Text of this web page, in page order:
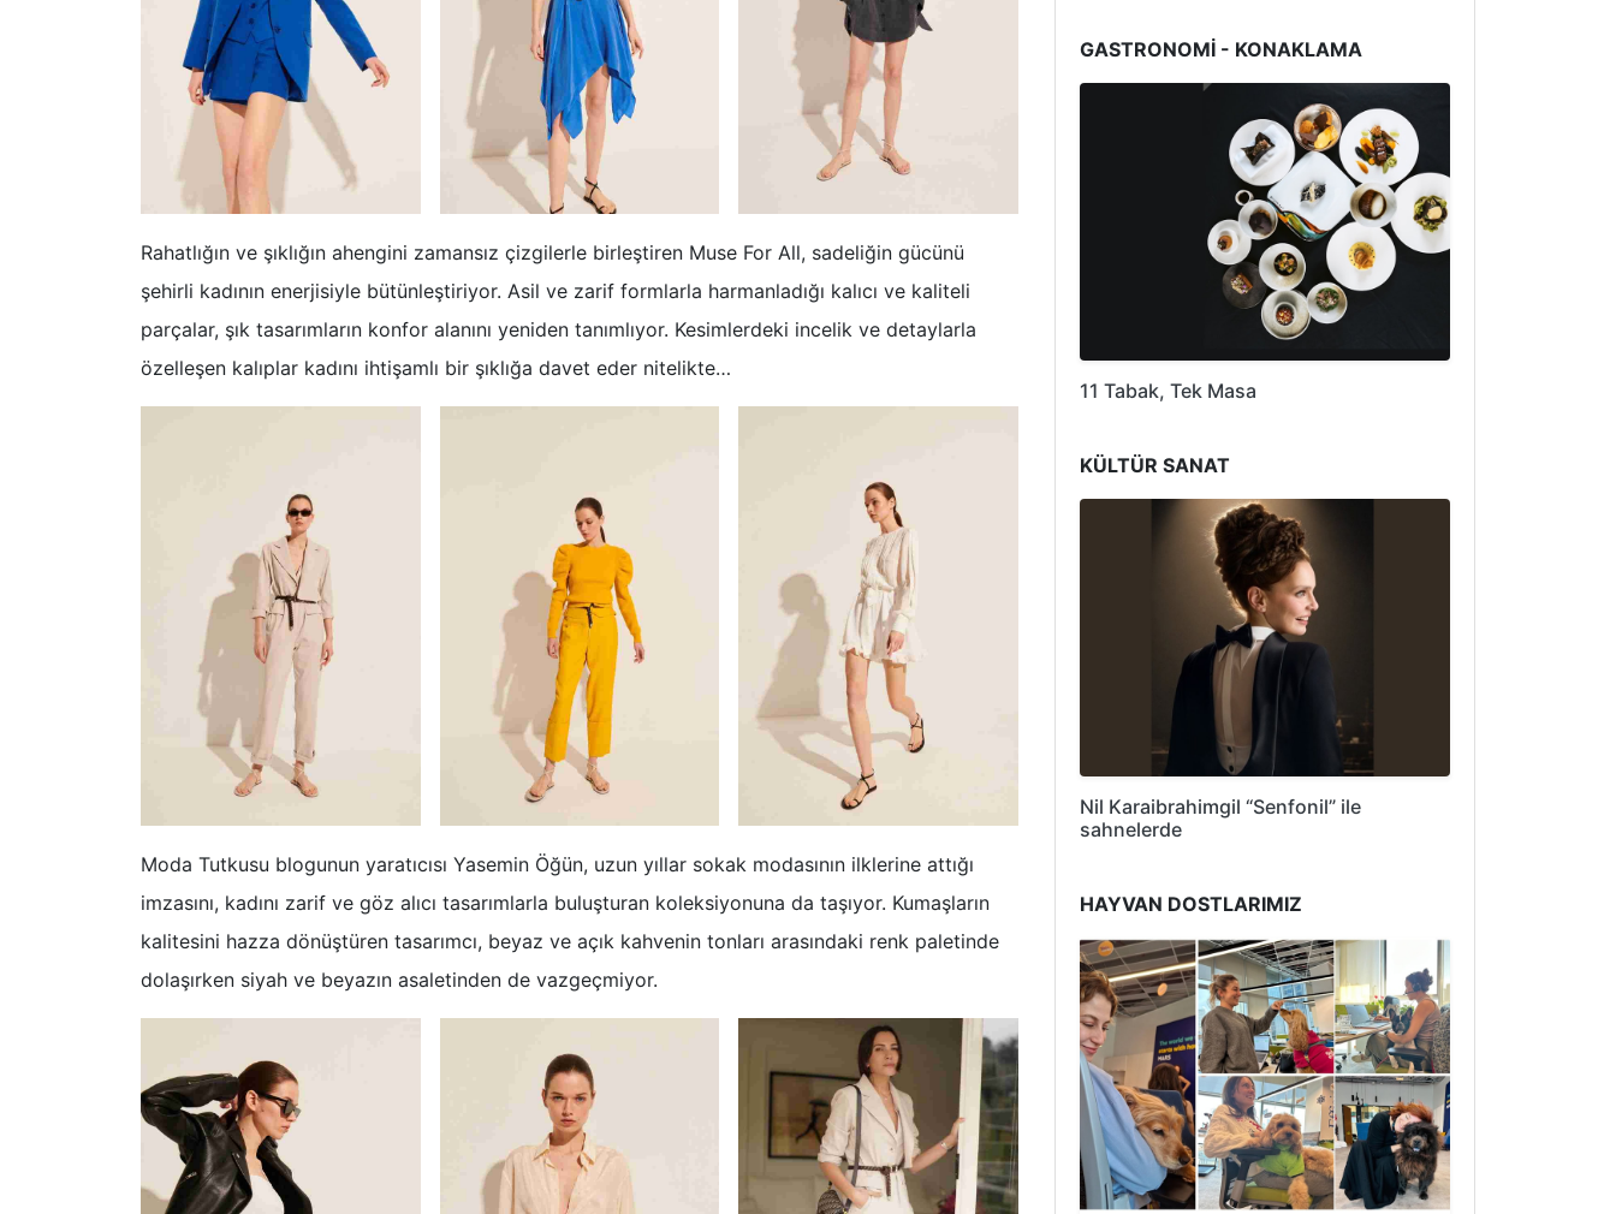
Rahatlığın ve şıklığın ahengini zamansız çizgilerle birleştiren Muse For All, sadeliğin gücünü
şehirli kadının enerjisiyle bütünleştiriyor. Asil ve zarif formlarla harmanladığı kalıcı ve kaliteli
parçalar, şık tasarımların konfor alanını yeniden tanımlıyor. Kesimlerdeki incelik ve detaylarla
özelleşen kalıplar kadını ihtişamlı bir şıklığa davet eder nitelikte…
Moda Tutkusu blogunun yaratıcısı Yasemin Öğün, uzun yıllar sokak modasının ilklerine attığı
imzasını, kadını zarif ve göz alıcı tasarımlarla buluşturan koleksiyonuna da taşıyor. Kumaşların
kalitesini hazza dönüştüren tasarımcı, beyaz ve açık kahvenin tonları arasındaki renk paletinde
dolaşırken siyah ve beyazın asaletinden de vazgeçmiyor.
GASTRONOMİ - KONAKLAMA
11 Tabak, Tek Masa
KÜLTÜR SANAT
Nil Karaibrahimgil “Senfonil” ile
sahnelerde
HAYVAN DOSTLARIMIZ